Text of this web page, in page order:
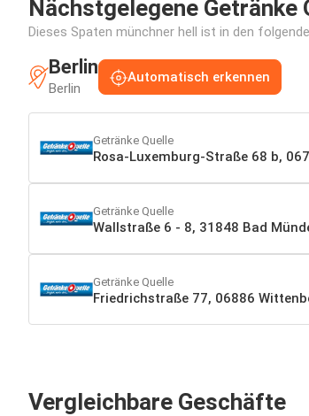
Nächstgelegene Getränke
Dieses Spaten münchner hell ist in den
Berlin
Berlin
Automatisch erkennen
Getränke Quelle
Rosa-Luxemburg-Straße 68 b,
Getränke Quelle
Wallstraße 6 - 8, 31848 Bad
Getränke Quelle
Friedrichstraße 77, 06886
Vergleichbare Geschäfte